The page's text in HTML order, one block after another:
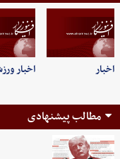
اخبار اخبار
مطالب پیشنهادی